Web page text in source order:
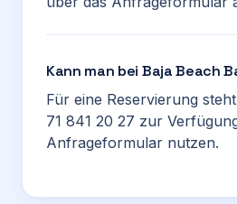
Kann man bei Baja Beach
Für eine Reservierung
71 841 20 27 zur
Anfrageformular nutzen.